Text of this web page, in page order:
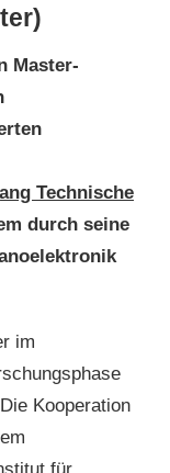
Master-
Technische
durch seine
im
Kooperation
für